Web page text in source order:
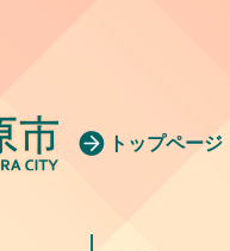
トップページ